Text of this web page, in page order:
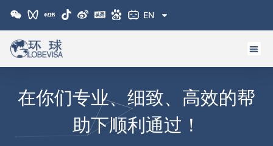
EN
在你们专业、细致、高效的帮
助下顺利通过！